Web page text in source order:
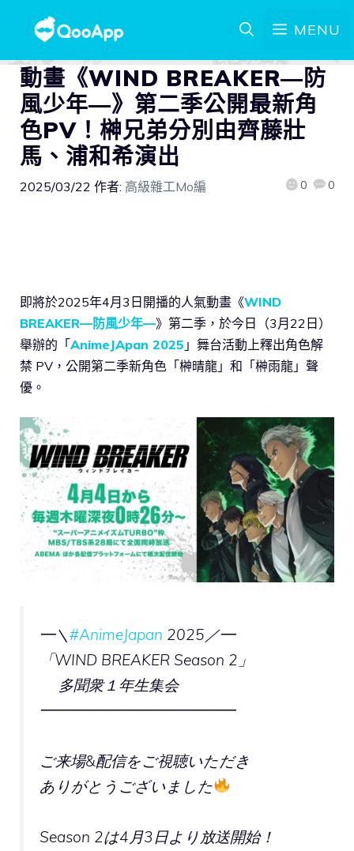
MENU
動畫《WIND BREAKER—防
風少年—》第二季公開最新角
色PV！榊兄弟分別由齊藤壯
馬、浦和希演出
2025/03/22 作者: 高級雜工Mo編 0 0
即將於2025年4月3日開播的人氣動畫《WIND
BREAKER—防風少年—》第二季，於今日（3月22日）
舉辦的「AnimeJApan 2025 」舞台活動上釋出角色解
禁 PV，公開第二季新角色「榊晴龍」和「榊雨龍」聲
優。
━＼ #AnimeJapan 2025／━
「WIND BREAKER Season 2」
多聞衆１年生集会
━━━━━━━━━━━━━
ご来場&配信をご視聴いただき
ありがとうございました
Season 2は4月3日より放送開始！